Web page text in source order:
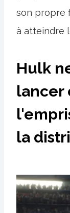
son propre
à atteindre
Hulk
lancer
la